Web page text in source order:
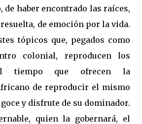
de haber encontrado las raíces,
de emoción por la vida.
tópicos que, pegados como
colonial, reproducen los
tiempo que ofrecen la
de reproducir el mismo
y disfrute de su dominador.
quien la gobernará, el